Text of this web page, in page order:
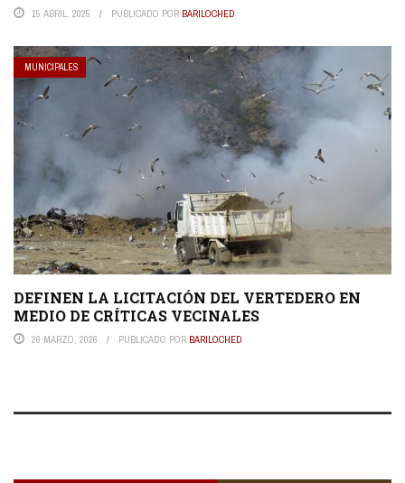
15 ABRIL, 2025 PUBLICADO POR BARILOCHED
MUNICIPALES
DEFINEN LA LICITACIÓN DEL VERTEDERO EN
MEDIO DE CRÍTICAS VECINALES
26 MARZO, 2026 PUBLICADO POR BARILOCHED